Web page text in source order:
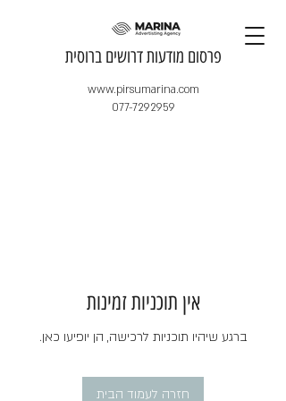
​פרסום מודעות דרושים ברוסית
www.pirsumarina.com
077-7292959
אין תוכניות זמינות
ברגע שיהיו תוכניות לרכישה, הן יופיעו כאן.
חזרה לעמוד הבית